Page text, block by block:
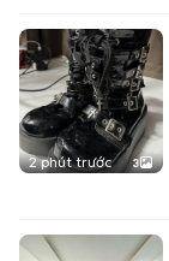
2 phút trước 3